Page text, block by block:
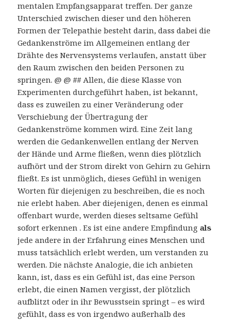
mentalen Empfangsapparat treffen. Der ganze
Unterschied zwischen dieser und den höheren
Formen der Telepathie besteht darin, dass dabei die
Gedankenströme im Allgemeinen entlang der
Drähte des Nervensystems verlaufen, anstatt über
den Raum zwischen den beiden Personen zu
springen. @ @ ## Allen, die diese Klasse von
Experimenten durchgeführt haben, ist bekannt,
dass es zuweilen zu einer Veränderung oder
Verschiebung der Übertragung der
Gedankenströme kommen wird. Eine Zeit lang
werden die Gedankenwellen entlang der Nerven
der Hände und Arme fließen, wenn dies plötzlich
aufhört und der Strom direkt von Gehirn zu Gehirn
fließt. Es ist unmöglich, dieses Gefühl in wenigen
Worten für diejenigen zu beschreiben, die es noch
nie erlebt haben. Aber diejenigen, denen es einmal
offenbart wurde, werden dieses seltsame Gefühl
sofort erkennen . Es ist eine andere Empfindung als
jede andere in der Erfahrung eines Menschen und
muss tatsächlich erlebt werden, um verstanden zu
werden. Die nächste Analogie, die ich anbieten
kann, ist, dass es ein Gefühl ist, das eine Person
erlebt, die einen Namen vergisst, der plötzlich
aufblitzt oder in ihr Bewusstsein springt – es wird
gefühlt, dass es von irgendwo außerhalb des